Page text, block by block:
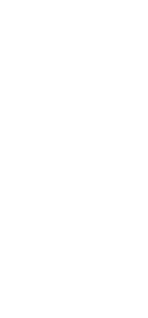
нет, зависит от